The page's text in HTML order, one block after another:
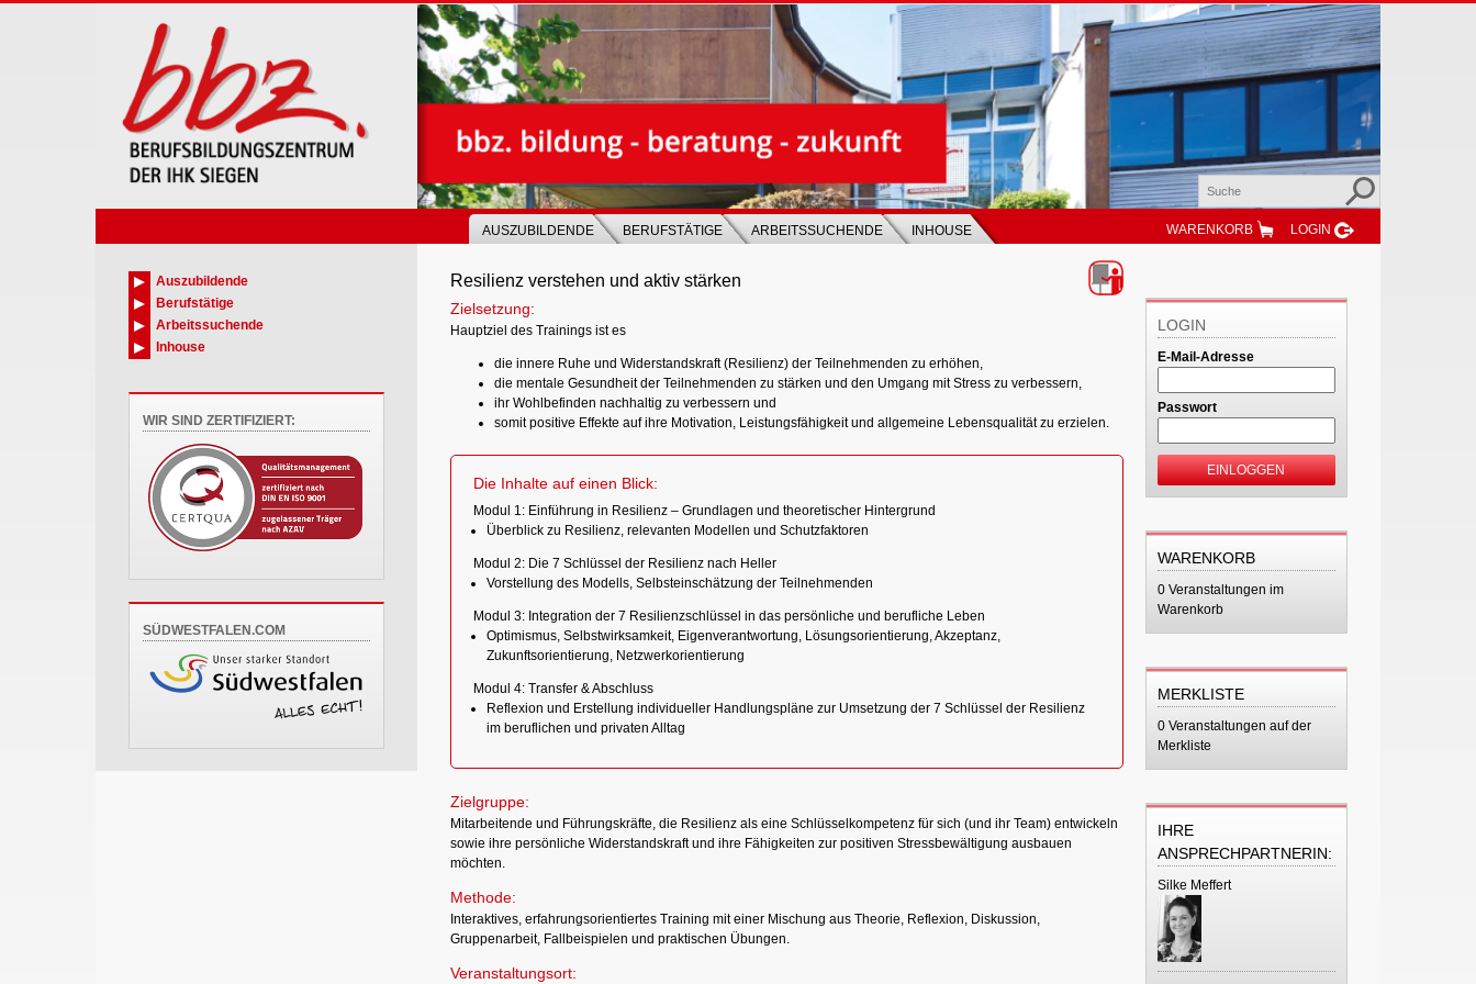
AUSZUBILDENDE BERUFSTÄTIGE ARBEITSSUCHENDE INHOUSE WARENKORB LOGIN
Resilienz verstehen und aktiv stärken
Zielsetzung:
Hauptziel des Trainings ist es
die innere Ruhe und Widerstandskraft (Resilienz) der Teilnehmenden zu erhöhen,
die mentale Gesundheit der Teilnehmenden zu stärken und den Umgang mit Stress zu verbessern,
ihr Wohlbefinden nachhaltig zu verbessern und
somit positive Effekte auf ihre Motivation, Leistungsfähigkeit und allgemeine Lebensqualität zu erzielen.
Die Inhalte auf einen Blick:
Modul 1: Einführung in Resilienz – Grundlagen und theoretischer Hintergrund
Überblick zu Resilienz, relevanten Modellen und Schutzfaktoren
Modul 2: Die 7 Schlüssel der Resilienz nach Heller
Vorstellung des Modells, Selbsteinschätzung der Teilnehmenden
Modul 3: Integration der 7 Resilienzschlüssel in das persönliche und berufliche Leben
Optimismus, Selbstwirksamkeit, Eigenverantwortung, Lösungsorientierung, Akzeptanz,
Zukunftsorientierung, Netzwerkorientierung
Modul 4: Transfer & Abschluss
Reflexion und Erstellung individueller Handlungspläne zur Umsetzung der 7 Schlüssel der Resilienz
im beruflichen und privaten Alltag
Zielgruppe:
Mitarbeitende und Führungskräfte, die Resilienz als eine Schlüsselkompetenz für sich (und ihr Team) entwickeln
sowie ihre persönliche Widerstandskraft und ihre Fähigkeiten zur positiven Stressbewältigung ausbauen
möchten.
Methode:
Interaktives, erfahrungsorientiertes Training mit einer Mischung aus Theorie, Reflexion, Diskussion,
Gruppenarbeit, Fallbeispielen und praktischen Übungen.
Veranstaltungsort:
LOGIN
E-Mail-Adresse
Passwort
EINLOGGEN
WARENKORB
0 Veranstaltungen im
Warenkorb
MERKLISTE
0 Veranstaltungen auf der
Merkliste
IHRE
ANSPRECHPARTNERIN:
Silke Meffert
Auszubildende
Berufstätige
Arbeitssuchende
Inhouse
WIR SIND ZERTIFIZIERT:
SÜDWESTFALEN.COM